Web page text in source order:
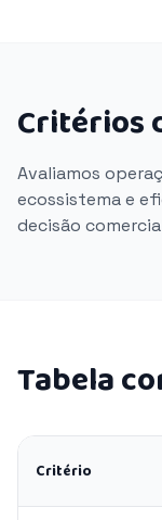
Critérios
Avaliamos
ecossistema e
decisão
Tabela
Critério